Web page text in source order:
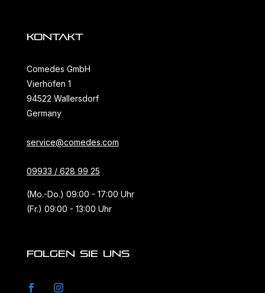
KONTAKT
Comedes GmbH
Vierhöfen 1
94522 Wallersdorf
Germany
service@comedes.com
09933 / 628 99 25
(Mo.-Do.) 09:00 - 17:00 Uhr
(Fr.) 09:00 - 13:00 Uhr
FOLGEN SIE UNS